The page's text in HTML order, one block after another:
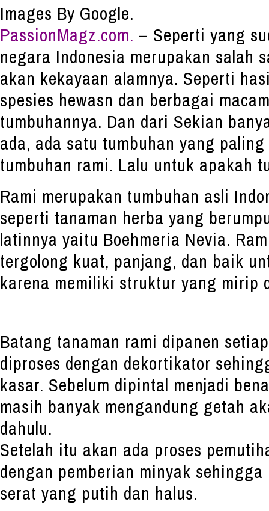
Images By Google.
PassionMagz.com. – Seperti yang
negara Indonesia merupakan salah
akan kekayaan alamnya. Seperti
spesies hewasn dan berbagai
tumbuhannya. Dan dari Sekian
ada, ada satu tumbuhan yang
tumbuhan rami. Lalu untuk apakah
Rami merupakan tumbuhan asli
seperti tanaman herba yang
latinnya yaitu Boehmeria Nevia.
tergolong kuat, panjang, dan baik
karena memiliki struktur yang mirip
Batang tanaman rami dipanen
diproses dengan dekortikator
kasar. Sebelum dipintal menjadi
masih banyak mengandung getah
dahulu.
Setelah itu akan ada proses
dengan pemberian minyak
serat yang putih dan halus.